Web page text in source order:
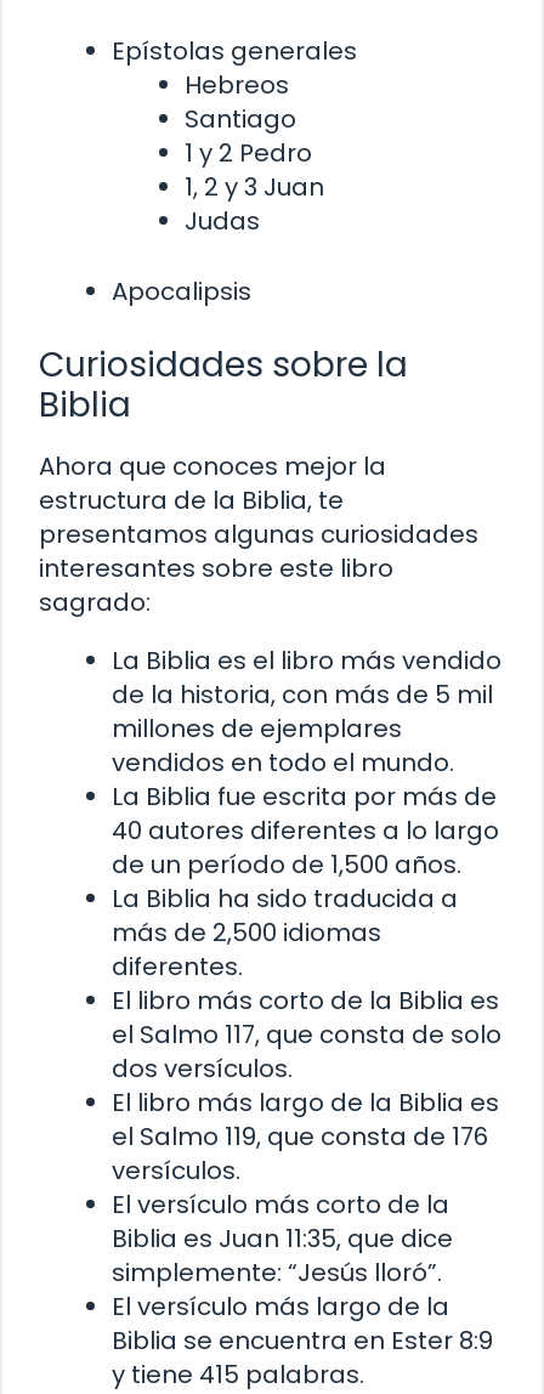
Epístolas generales
Hebreos
Santiago
1 y 2 Pedro
1, 2 y 3 Juan
Judas
Apocalipsis
Curiosidades sobre la
Biblia
Ahora que conoces mejor la
estructura de la Biblia, te
presentamos algunas curiosidades
interesantes sobre este libro
sagrado:
La Biblia es el libro más vendido
de la historia, con más de 5 mil
millones de ejemplares
vendidos en todo el mundo.
La Biblia fue escrita por más de
40 autores diferentes a lo largo
de un período de 1,500 años.
La Biblia ha sido traducida a
más de 2,500 idiomas
diferentes.
El libro más corto de la Biblia es
el Salmo 117, que consta de solo
dos versículos.
El libro más largo de la Biblia es
el Salmo 119, que consta de 176
versículos.
El versículo más corto de la
Biblia es Juan 11:35, que dice
simplemente: “Jesús lloró”.
El versículo más largo de la
Biblia se encuentra en Ester 8:9
y tiene 415 palabras.